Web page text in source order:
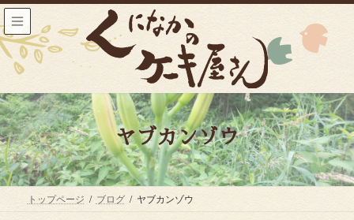
コ
ン
テ
ン
ス
キ
ッ
プ
ナ
ビ
ゲ
ー
ン
に
移
動
ヤブカンゾウ
トップページ ブログ ヤブカンゾウ